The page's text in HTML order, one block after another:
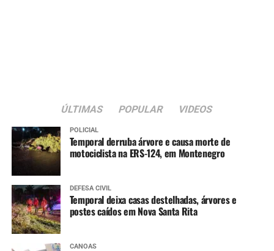
ÚLTIMAS POPULAR VIDEOS
POLICIAL
Temporal derruba árvore e causa morte de
motociclista na ERS-124, em Montenegro
DEFESA CIVIL
Temporal deixa casas destelhadas, árvores e
postes caídos em Nova Santa Rita
CANOAS